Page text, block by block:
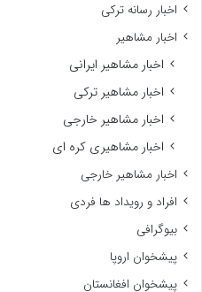
اخبار رسانه ترکی
اخبار مشاهیر
اخبار مشاهیر ایرانی
اخبار مشاهیر ترکی
اخبار مشاهیر خارجی
اخبار مشاهیری کره ای
اخبار مشاهیر خارجی
افراد و رویداد ها فردی
بیوگرافی
پیشخوان اروپا
پیشخوان افغانستان